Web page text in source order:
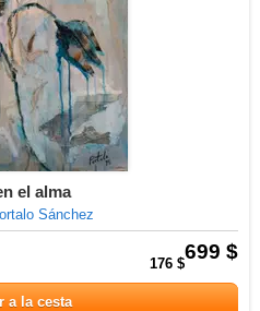
el alma
Sánchez
699 $
176 $
a la cesta